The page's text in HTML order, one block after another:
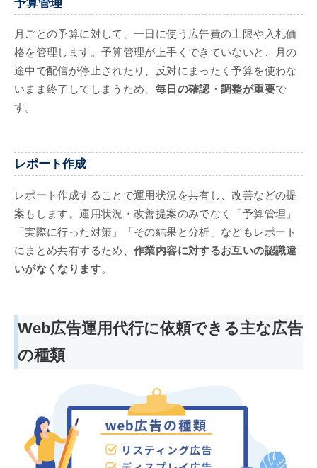
月ごとの予算に対して、一日に使う広告費の上限や入札価
格を管理します。予算管理が上手くできていないと、月の
途中で配信が停止されたり、反対にまったく予算を使わな
いまま終了してしまうため、 毎日の確認・調整が重要で
す。
レポート作成
レポート作成することで運用状況を共有し、改善などの提
案もします。運用状況・改善提案のみでなく「予算管理」
「実際に行った対策」「その結果と分析」などもレポート
にまとめ共有するため、作業内容に対するお互いの認識違
いがなくなります。
Web広告運用代行に依頼できる主な広告
の種類